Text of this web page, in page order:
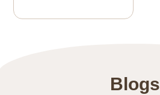
Blogs